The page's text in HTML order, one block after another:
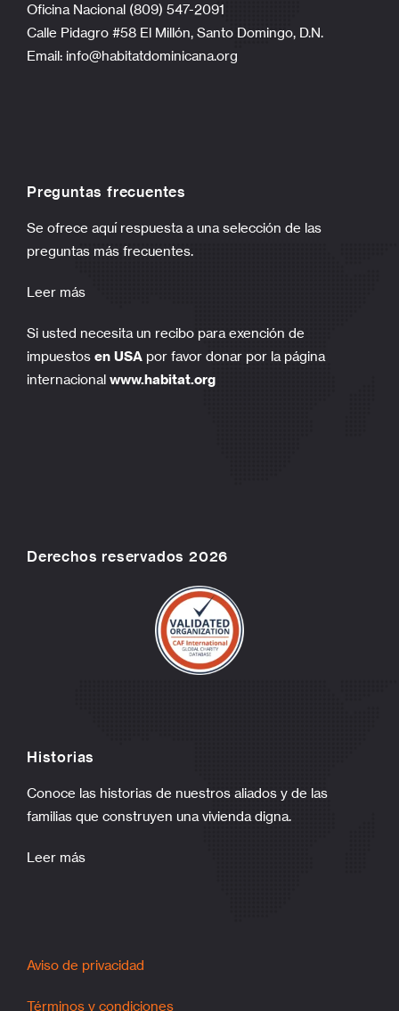
Oficina Nacional (809) 547-2091
Calle Pidagro #58 El Millón, Santo Domingo, D.N.
Email: info@habitatdominicana.org
Preguntas frecuentes
Se ofrece aquí respuesta a una selección de las
preguntas más frecuentes.
Leer más
Si usted necesita un recibo para exención de
impuestos en USA por favor donar por la página
internacional www.habitat.org
Derechos reservados 2026
Historias
Conoce las historias de nuestros aliados y de las
familias que construyen una vivienda digna.
Leer más
Aviso de privacidad
Términos y condiciones